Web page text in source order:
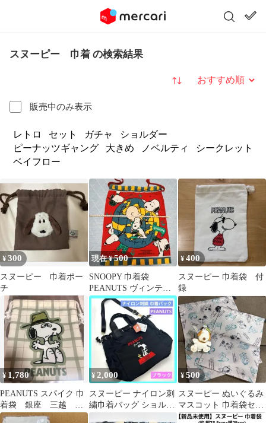
スヌーピー 巾着 の検索結果
販売中のみ表示
並び替え
レトロ セット ガチャ
ショルダー
ピーナッツギャング
大きめ ノベルティ
シークレット
ベイフロー
¥300
スヌーピー 巾着ポー
チ
現在 ¥500
SNOOPY 巾着袋
PEANUTS ヴィンテー
ジ
¥400
スヌーピー 巾着袋 付
録
¥ 1,780
PEANUTS スパイク 巾
着袋 銀座 三越 ス
ヌーピー
¥2,000
スヌーピー ナイロン刺
繍巾着バッグ ショルダ
¥500
スヌーピー ぬいぐるみ
マスコット 巾着袋セッ
ト